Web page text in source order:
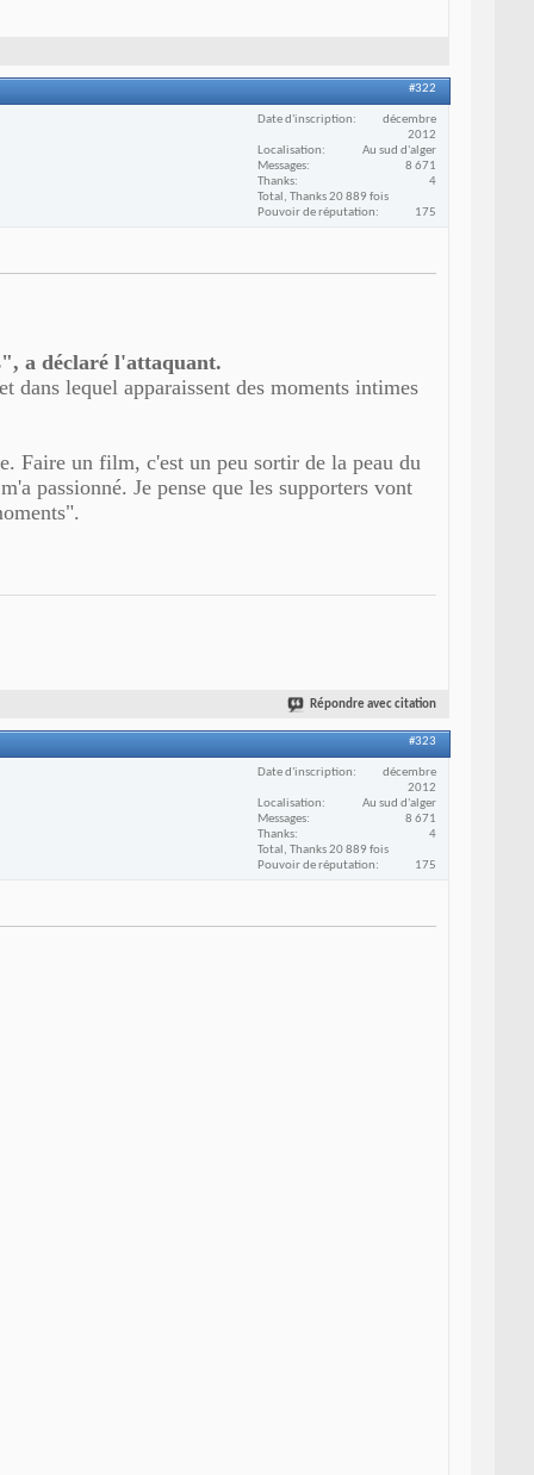
#322
Date d'inscription
décembre
2012
Localisation
Au sud d'alger
Messages
8 671
Thanks
4
Total, Thanks 20 889 fois
Pouvoir de réputation
175
a déclaré l'attaquant.
lequel apparaissent des moments intimes
Faire un film, c'est un peu sortir de la peau du
passionné. Je pense que les supporters vont
Répondre avec citation
#323
Date d'inscription
décembre
2012
Localisation
Au sud d'alger
Messages
8 671
Thanks
4
Total, Thanks 20 889 fois
Pouvoir de réputation
175